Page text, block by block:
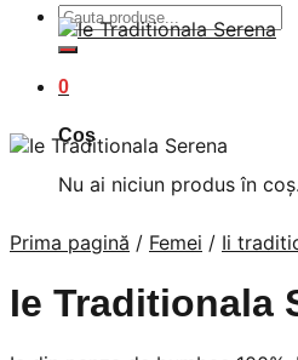
Caută
după:
0
Coș
Nu ai niciun produs în coș.
Prima pagină / Femei / Ii
Ie Traditionala